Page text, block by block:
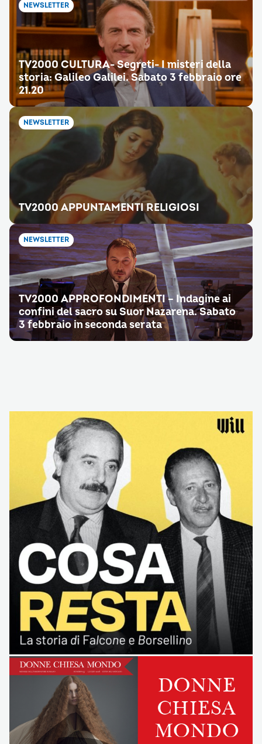
NEWSLETTER
TV2000 CULTURA- Segreti- I misteri della
storia: Galileo Galilei. Sabato 3 febbraio ore
21.20
NEWSLETTER
TV2000 APPUNTAMENTI RELIGIOSI
NEWSLETTER
TV2000 APPROFONDIMENTI – Indagine ai
confini del sacro su Suor Nazarena. Sabato
3 febbraio in seconda serata